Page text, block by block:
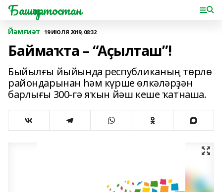
Башҡортостан
Йәмғиәт 19 ИЮЛЯ 2019, 08:32
Баймаҡта – “Аҫылташ”!
Быйылғы йыйында республиканың төрлө
райондарынан һәм күрше өлкәләрҙән
барлығы 300-гә яҡын йәш кеше ҡатнаша.